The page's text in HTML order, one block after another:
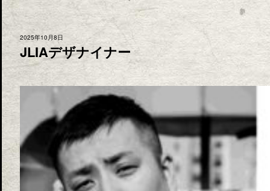
2025年10月8日
JLIAデザナイナー